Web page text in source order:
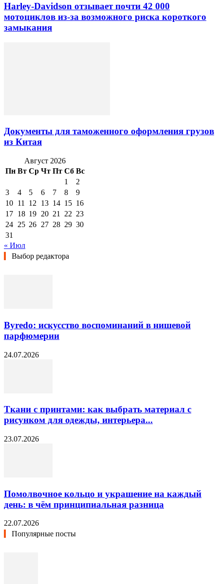
Harley-Davidson отзывает почти 42 000
мотоциклов из-за возможного риска короткого
замыкания
Документы для таможенного оформления грузов
из Китая
Август 2026
Пн Вт Ср Чт Пт Сб Вс
1
2
3
4 5 6 7 8
9
10 11 12 13 14 15 16
17 18 19 20 21 22 23
24 25 26 27 28 29 30
31
« Июл
Выбор редактора
Byredo: искусство воспоминаний в нишевой
парфюмерии
24.07.2026
Ткани с принтами: как выбрать материал с
рисунком для одежды, интерьера...
23.07.2026
Помолвочное кольцо и украшение на каждый
день: в чём принципиальная разница
22.07.2026
Популярные посты